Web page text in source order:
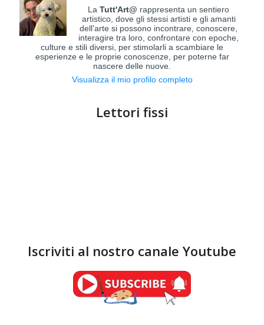
LaTutt'Art@ rappresenta un sentiero
artistico, dove gli stessi artisti e gli amanti
dell'arte si possono incontrare, conoscere,
interagire tra loro, confrontare con epoche,
culture e stili diversi, per stimolarli a scambiare le
esperienze e le proprie conoscenze, per poterne far
nascere delle nuove.
Visualizza il mio profilo completo
Lettori fissi
Iscriviti al nostro canale Youtube